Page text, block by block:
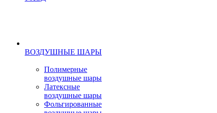
ВОЗДУШНЫЕ ШАРЫ
Полимерные
воздушные шары
Латексные
воздушные шары
Фольгированные